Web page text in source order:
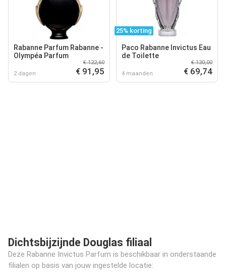
Rabanne Parfum Rabanne -
Olympéa Parfum
2 dagen
€ 122,60
€ 91,95
25% korting
Paco Rabanne Invictus Eau
de Toilette
4 maanden
€ 130,00
€ 69,74
Dichtsbijzijnde Douglas filiaal
Deze Rabanne Invictus Parfum is beschikbaar in onderstaande
filialen op basis van jouw ingestelde locatie: